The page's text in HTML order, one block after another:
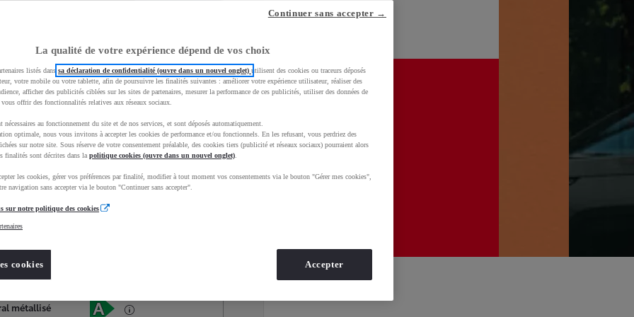
Services Concession
Occasions
métallisé
La qualité de votre expérience dépend de vos choix
listés dans sa déclaration de confidentialité (ouvre dans un nouvel onglet) utilisent des cookies ou traceurs déposés
votre mobile ou votre tablette, afin de poursuivre les finalités suivantes : améliorer votre expérience utilisateur, réaliser des
afficher des publicités ciblées sur les sites de partenaires, mesurer la performance de ces publicités, utiliser des données de
offrir des fonctionnalités relatives aux réseaux sociaux.
nécessaires au fonctionnement du site et de nos services, et sont déposés automatiquement.
optimale, nous vous invitons à accepter les cookies de performance et/ou fonctionnels. En les refusant, vous perdriez des
sur notre site. Sous réserve de votre consentement préalable, des cookies tiers (publicité et réseaux sociaux) pourraient alors
finalités sont décrites dans la politique cookies (ouvre dans un nouvel onglet)
les cookies, gérer vos préférences par finalité, modifier à tout moment vos consentements via le bouton "Gérer mes cookies",
navigation sans accepter via le bouton "Continuer sans accepter".
sur notre politique des cookies
cookies
Continuer sans accepter →
Accepter